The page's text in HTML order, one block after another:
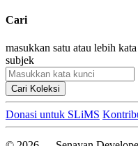
Cari
masukkan satu atau lebih
subjek
Cari Koleksi
Donasi untuk SLiMS